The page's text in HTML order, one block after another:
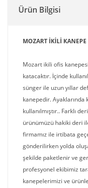
Ürün Bilgisi
MOZART İKİLİ KANEPE
Mozart ikili ofis
katacaktır. İçinde
sünger ile uzun yıllar
kanepedir.
kullanılmıştır.. Farklı
ürünümüzü hakiki deri
firmamız ile irtibata
gönderilirken yolda
şekilde paketlenir ve
profesyonel ekibimiz
kanepelerimizi ve